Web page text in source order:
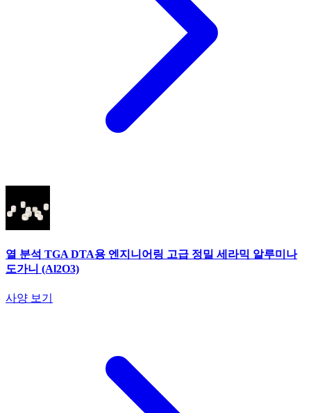
열 분석 TGA DTA용 엔지니어링 고급 정밀 세라믹 알루미나
도가니 (Al2O3)
사양 보기